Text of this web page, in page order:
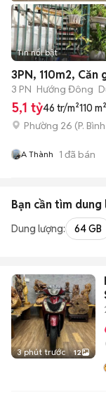
Tin nổi bật
3PN, 110m2,
3 PN Hướng Đông
5,1 tỷ46 tr/m²110 m²
Phường 26 (P.
A Thành 1 đã bán
Bạn cần tìm dung
Dung lượng: 64 GB
3 phút trước 12